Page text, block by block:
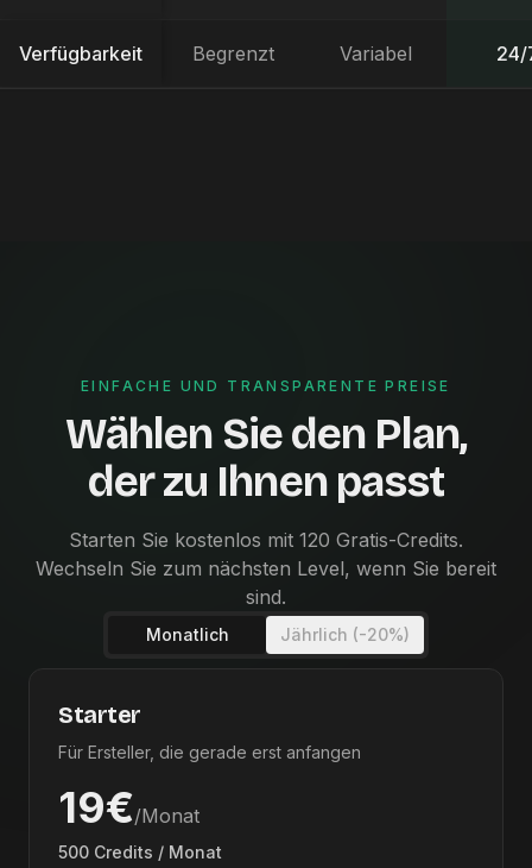
Verfügbarkeit Begrenzt Variabel 24/
EINFACHE UND TRANSPARENTE PREISE
Wählen Sie den Plan,
der zu Ihnen passt
Starten Sie kostenlos mit 120 Gratis-Credits.
Wechseln Sie zum nächsten Level, wenn Sie bereit
sind.
Monatlich Jährlich (-20%)
Starter
Für Ersteller, die gerade erst anfangen
19€/Monat
500 Credits / Monat